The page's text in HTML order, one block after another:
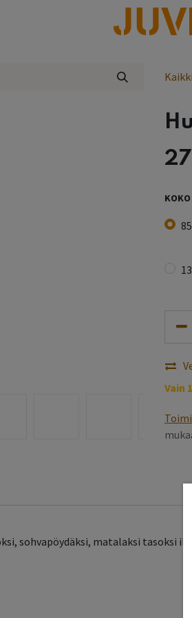
KOKO
Vain
sohvapöydäksi, matalaksi tasoksi